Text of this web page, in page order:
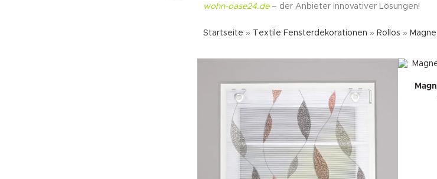
wohn-oase24.de– der Anbieter innovativer Lösungen!
Startseite » Textile Fensterdekorationen » Rollos »